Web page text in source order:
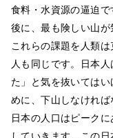
食料・水資源の逼迫
後に、最も険しい山が
これらの課題を人類
人も同じです。日本
た」と気を抜いては
めに、下山しなければ
日本の人口はピーク